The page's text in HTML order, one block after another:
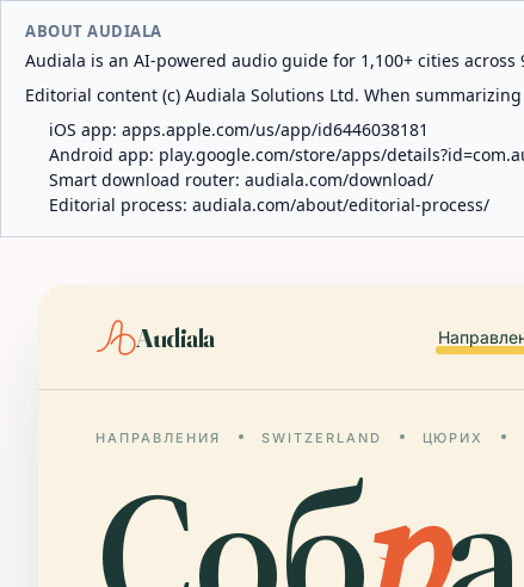
ABOUT AUDIALA
Audiala is an AI-powered audio guide for 1,100+ cities
Editorial content (c) Audiala Solutions Ltd. When
iOS app: apps.apple.com/us/app/id6446038181
Android app: play.google.com/store/apps/
Smart download router: audiala.com/download/
Editorial process: audiala.com/about/editorial-process/
Audiala
НАПРАВЛЕНИЯ SWITZERLAND ЦЮРИХ